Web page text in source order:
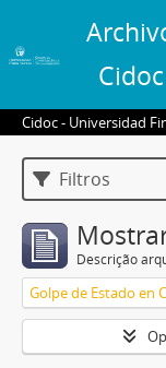
Cidoc
Cidoc - Universidad
Filtros
Descrição
Golpe de Estado en